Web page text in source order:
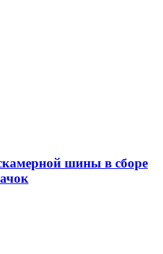
шины в сборе